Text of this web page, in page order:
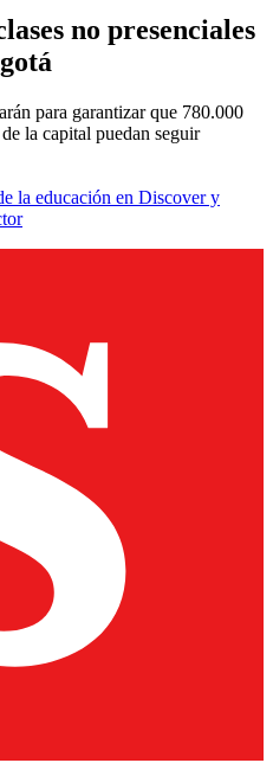
no presenciales
para garantizar que 780.000
la capital puedan seguir
la educación en Discover y